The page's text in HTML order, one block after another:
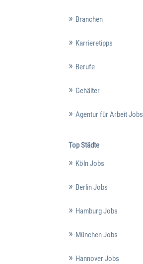
Branchen
Karrieretipps
Berufe
Gehälter
Agentur für Arbeit Jobs
Top Städte
Köln Jobs
Berlin Jobs
Hamburg Jobs
München Jobs
Hannover Jobs